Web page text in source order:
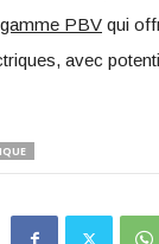
PBV qui
avec